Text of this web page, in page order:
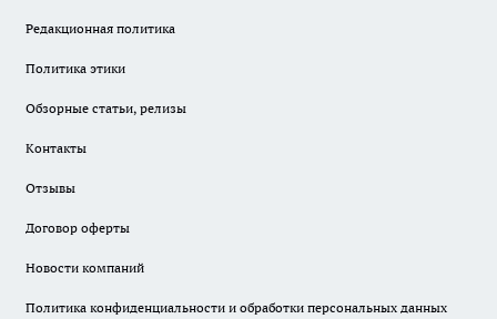
Редакционная политика
Политика этики
Обзорные статьи, релизы
Контакты
Отзывы
Договор оферты
Новости компаний
Политика конфиденциальности и обработки персональных данных